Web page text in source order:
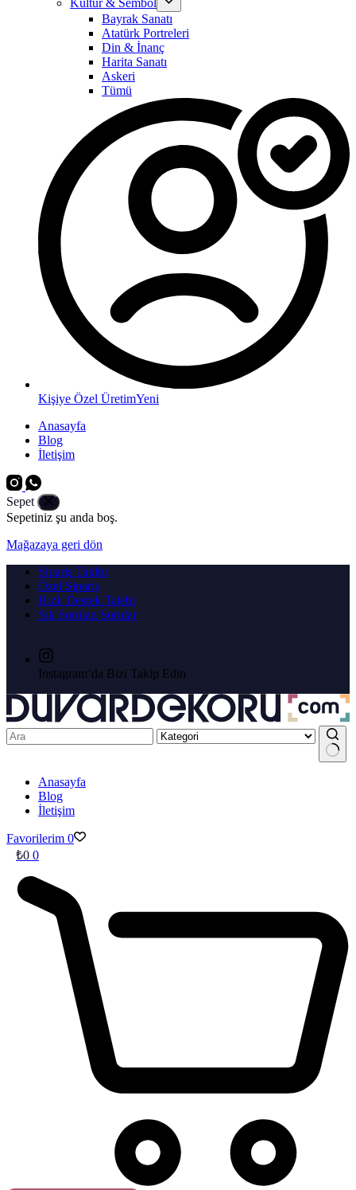
Bayrak Sanatı
Atatürk Portreleri
Din & İnanç
Harita Sanatı
Askeri
Tümü
Kişiye Özel ÜretimYeni
Anasayfa
Blog
İletişim
Sepet
Sepetiniz şu anda boş.
Mağazaya geri dön
Sipariş Takibi
Özel Sipariş
Hızlı Destek Talebi
Sık Sorulan Sorular
Instagram’da Bizi Takip Edin
Anasayfa
Blog
İletişim
Favorilerim 0
₺0 0